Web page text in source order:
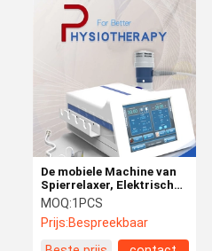
De mobiele Machine van
Spierrelaxer, Elektrische
schokmachine voor
Spieren Gemakkelijk
Gebruik
MOQ:1PCS
Prijs:Bespreekbaar